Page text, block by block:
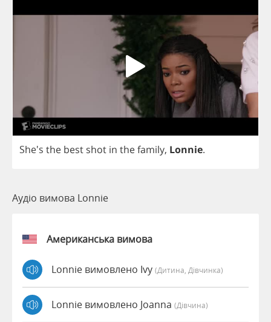
She's the best shot in thefamily, Lonnie.
Аудіо вимова Lonnie
Американська вимова
Lonnie вимовлено Ivy (дитина, Дівчинка)
Lonnie вимовлено Joanna (дівчина)